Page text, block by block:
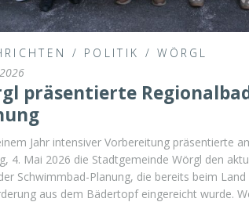
/ POLITIK /WÖRGL
präsentierte
Jahr intensiver Vorbereitung präsentierte
4. Mai 2026 die Stadtgemeinde Wörgl den
Schwimmbad-Planung, die bereits beim
aus dem Bädertopf eingereicht wurde.